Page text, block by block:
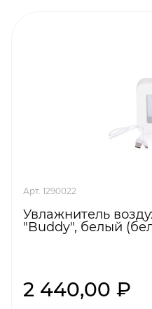
Арт. 1290022
Увлажнитель
"Buddy", белый
2 440,00 ₽